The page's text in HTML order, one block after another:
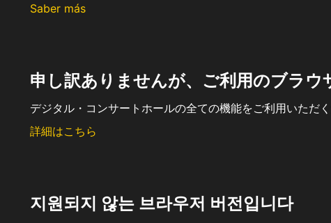
Saber más
申し訳ありませんが、ご利用のブラ
デジタル・コンサートホールの全ての機能をご利用いただ
詳細はこちら
지원되지 않는 브라우저 버전입니다